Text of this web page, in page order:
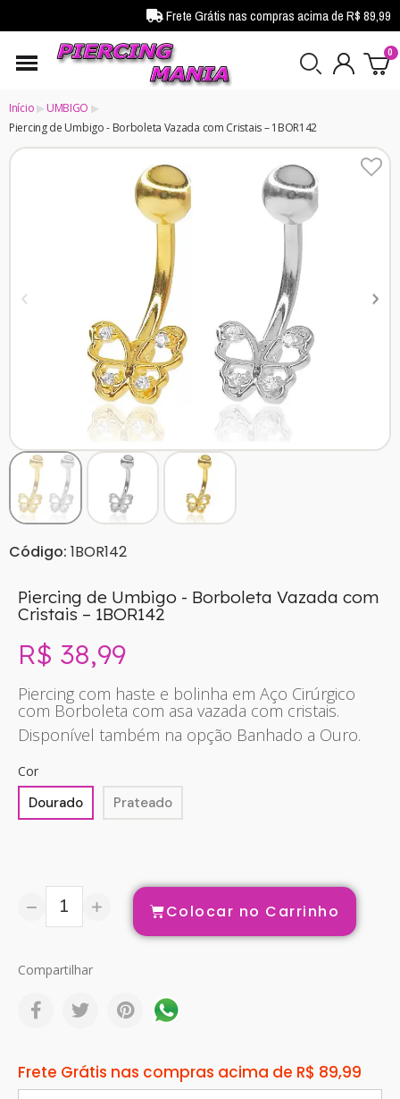
Frete Grátis nas compras acima de R$ 89,99
Início
UMBIGO
Piercing de Umbigo - Borboleta Vazada com Cristais – 1BOR142
Código: 1BOR142
Piercing de Umbigo - Borboleta Vazada com
Cristais – 1BOR142
R$ 38,99
Piercing com haste e bolinha em Aço Cirúrgico
com Borboleta com asa vazada com cristais.
Disponível também na opção Banhado a Ouro.
Cor
Dourado Prateado
Colocar no Carrinho
Compartilhar
Frete Grátis nas compras acima de R$ 89,99